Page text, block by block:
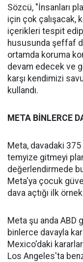
Sözcü, "İnsanları
için çok çalışacak,
içerikleri tespit
hususunda şeffaf
ortamda koruma
devam edecek ve
karşı kendimizi
kullandı.
META BİNLERCE
Meta, davadaki
temyize gitmeyi
değerlendirmede
Meta'ya çocuk
dava açtığı ilk
Meta şu anda ABD
binlerce davayla
Mexico'daki
Los Angeles'ta